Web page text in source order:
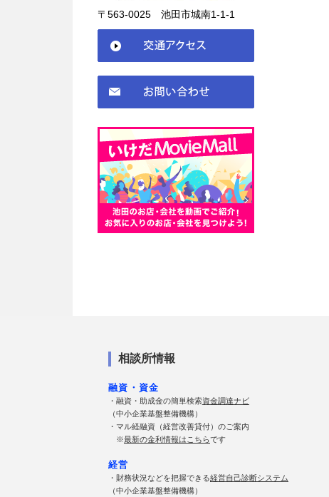
〒563-0025 池田市城南1-1-1
相談所情報
融資・資金
・融資・助成金の簡単検索資金調達ナビ
（中小企業基盤整備機構）
・マル経融資（経営改善貸付）のご案内
※最新の金利情報はこちらです
経営
・財務状況などを把握できる経営自己診断システム
（中小企業基盤整備機構）